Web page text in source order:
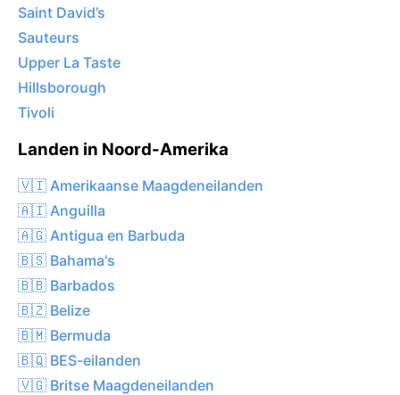
Saint David’s
Sauteurs
Upper La Taste
Hillsborough
Tivoli
Landen in Noord-Amerika
🇻🇮 Amerikaanse Maagdeneilanden
🇦🇮 Anguilla
🇦🇬 Antigua en Barbuda
🇧🇸 Bahama's
🇧🇧 Barbados
🇧🇿 Belize
🇧🇲 Bermuda
🇧🇶 BES-eilanden
🇻🇬 Britse Maagdeneilanden